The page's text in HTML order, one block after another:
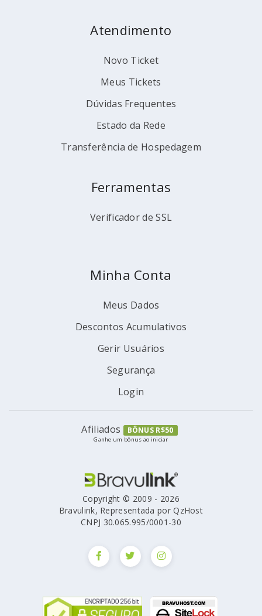
Atendimento
Novo Ticket
Meus Tickets
Dúvidas Frequentes
Estado da Rede
Transferência de Hospedagem
Ferramentas
Verificador de SSL
Minha Conta
Meus Dados
Descontos Acumulativos
Gerir Usuários
Segurança
Login
Afiliados BÔNUS R$50
Ganhe um bônus ao iniciar
Copyright © 2009 - 2026
Bravulink, Representada por QzHost
CNPJ 30.065.995/0001-30